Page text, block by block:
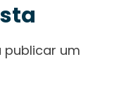
publicar um